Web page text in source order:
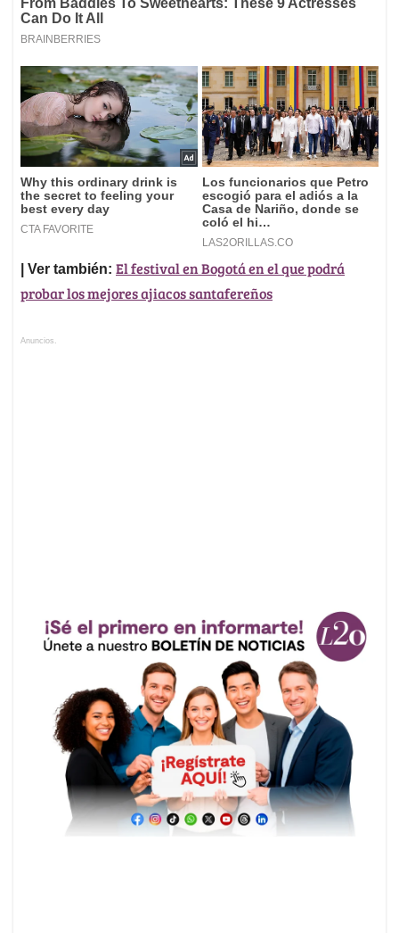
| Ver también: El festival en Bogotá en el que podrá
probar los mejores ajiacos santafereños
Anuncios.